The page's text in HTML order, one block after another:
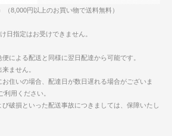
8,000円以上のお買い物で送料無料）
日指定はお受けできません。
による配送と同様に翌日配達から可能です。
ません。
住いの場合、配達日が数日遅れる場合がございま
用ください。
破損といった配送事故につきましては、保障いたし